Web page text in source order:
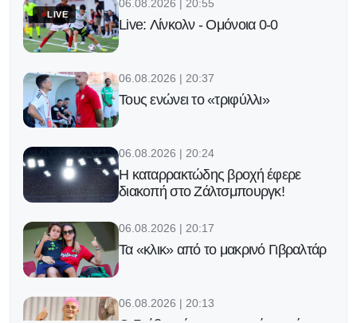
LIVE
06.08.2026 | 20:55
Live: Λίνκολν - Ομόνοια 0-0
06.08.2026 | 20:37
Τους ενώνει το «τριφύλλι»
06.08.2026 | 20:24
Η καταρρακτώδης βροχή έφερε
διακοπή στο Ζάλτσμπουργκ!
06.08.2026 | 20:17
Τα «κλικ» από το μακρινό Γιβραλτάρ
06.08.2026 | 20:13